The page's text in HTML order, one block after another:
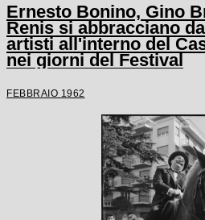
Ernesto Bonino, Gino
Renis si abbracciano
artisti all'interno del
nei giorni del Festival
FEBBRAIO 1962